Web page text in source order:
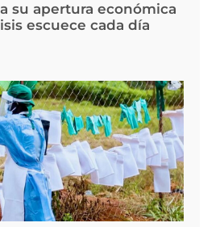
su apertura económica
escuece cada día